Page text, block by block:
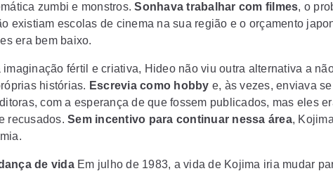
zumbi e monstros.Sonhava trabalhar com filmes, o
existiam escolas de cinema na sua região e o orçamento
era bem baixo.
imaginação fértil e criativa, Hideo não viu outra alternativa a
histórias. Escrevia como hobby e, às vezes, enviava
com a esperança de que fossem publicados, mas eles
recusados. Sem incentivo para continuar nessa área,
de vidaEm julho de 1983, a vida de Kojima iria mudar